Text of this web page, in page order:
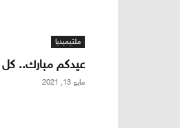
ملتيميديا
عيدكم مبارك.. كل
مايو 13, 2021